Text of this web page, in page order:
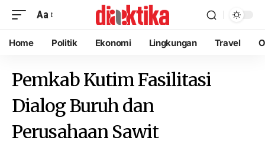
Aa
Home Politik Ekonomi Lingkungan Travel
Pemkab Kutim Fasilitasi
Dialog Buruh dan
Perusahaan Sawit